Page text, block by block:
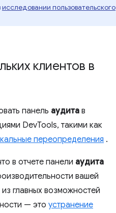
исследовании пользовательского
клиентов в
панель аудита в
DevTools, такими как
переопределения .
в отчете панели аудита
вашей
главных возможностей
— это устранение